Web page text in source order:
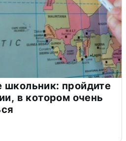
школьник: пройдите
в котором очень